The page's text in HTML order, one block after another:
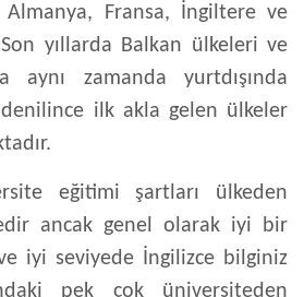
Almanya, Fransa, İngiltere ve
yıllarda Balkan ülkeleri ve
aynı zamanda yurtdışında
denilince ilk akla gelen ülkeler
eğitimi şartları ülkeden
ancak genel olarak iyi bir
iyi seviyede İngilizce bilginiz
pek çok üniversiteden